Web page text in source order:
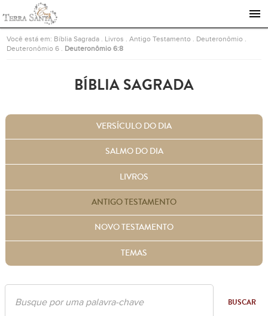
Ir para a página inicial
Você está em: Bíblia Sagrada Livros .Antigo Testamento Deuteronômio
Deuteronômio 6
Deuteronômio 6:8
BÍBLIA SAGRADA
VERSÍCULO DO DIA
SALMO DO DIA
LIVROS
ANTIGO TESTAMENTO
NOVO TESTAMENTO
TEMAS
BUSCAR